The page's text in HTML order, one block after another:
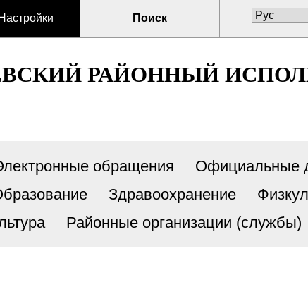
Настройки Поиск
РАЙОННЫЙ
обращения Официальные
Здравоохранение
Районные организации (службы)